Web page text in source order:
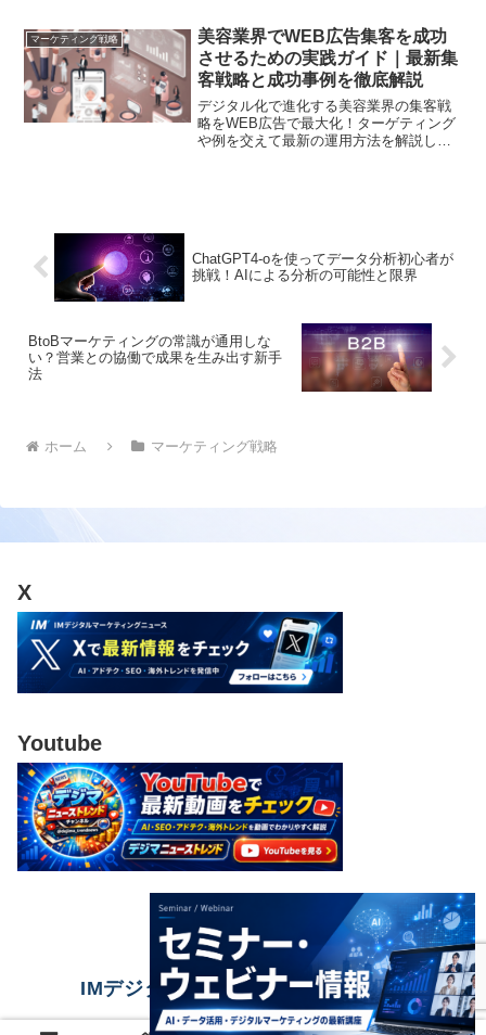
マーケティング戦略
美容業界でWEB広告集客を成功
させるための実践ガイド｜最新集
客戦略と成功事例を徹底解説
デジタル化で進化する美容業界の集客戦
略をWEB広告で最大化！ターゲティング
や例を交えて最新の運用方法を解説しま
ChatGPT4-oを使ってデータ分析初心者が
挑戦！AIによる分析の可能性と限界
BtoBマーケティングの常識が通用しな
い？営業との協働で成果を生み出す新手
法
ホーム マーケティング戦略
X
Youtube
IMデジタルマーケティングニュース